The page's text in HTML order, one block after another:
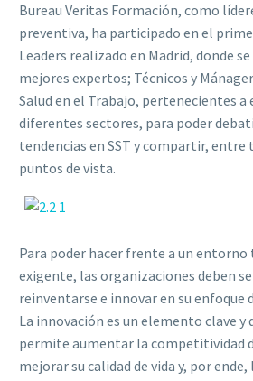
Bureau Veritas Formación, como
preventiva, ha participado en el
Leaders realizado en Madrid, donde
mejores expertos; Técnicos y
Salud en el Trabajo, pertenecientes a
diferentes sectores, para poder
tendencias en SST y compartir,
puntos de vista.
Para poder hacer frente a un
exigente, las organizaciones deben
reinventarse e innovar en su enfoque
La innovación es un elemento clave y
permite aumentar la competitividad
mejorar su calidad de vida y, por ende,